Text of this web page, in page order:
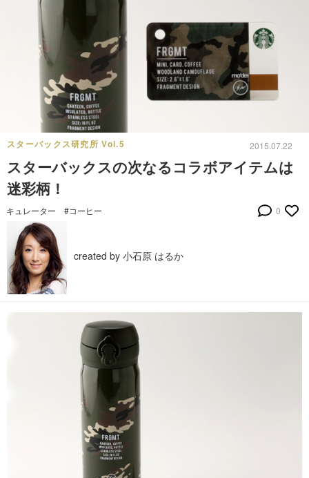
スターバックス研究所 Vol.5 2015.07.22
スターバックスの次なるコラボアイテムは
迷彩柄！
キュレーター #コーヒー 0
created by 小石原 はるか